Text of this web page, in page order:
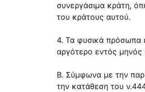
συνεργάσιμα κράτη,
του κράτους αυτού.
4. Τα φυσικά πρόσωπα
αργότερο εντός μηνός
Β. Σύμφωνα με την
την κατάθεση του